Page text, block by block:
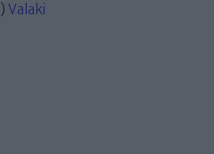
) Valaki